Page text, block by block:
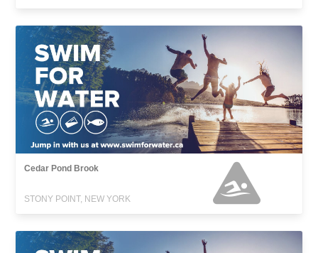
Cedar Pond Brook
STONY POINT, NEW YORK